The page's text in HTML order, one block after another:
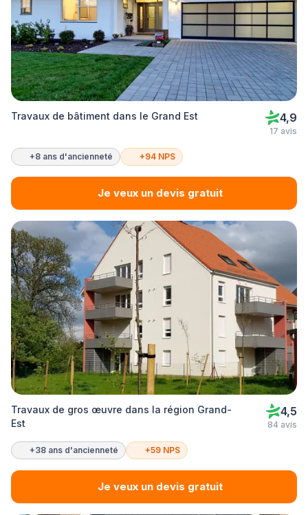
Travaux de bâtiment dans le Grand Est 4,9
17 avis
+8 ans d'ancienneté +94 NPS
Je veux un devis gratuit
Travaux de gros œuvre dans la région Grand-
Est
4,5
84 avis
+38 ans d'ancienneté +59 NPS
Je veux un devis gratuit